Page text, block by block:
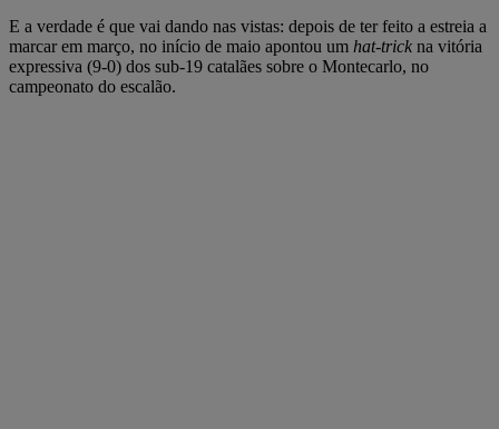
E a verdade é que vai dando nas vistas: depois de ter feito a estreia a
marcar em março, no início de maio apontou um hat-trick na vitória
expressiva (9-0) dos sub-19 catalães sobre o Montecarlo, no
campeonato do escalão.